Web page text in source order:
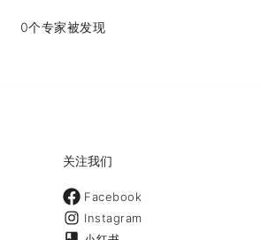
0个专家被发现
关注我们
Facebook
Instagram